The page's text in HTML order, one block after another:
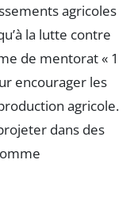
agricoles
la lutte contre
de mentorat « 1
encourager les
agricole.
dans des